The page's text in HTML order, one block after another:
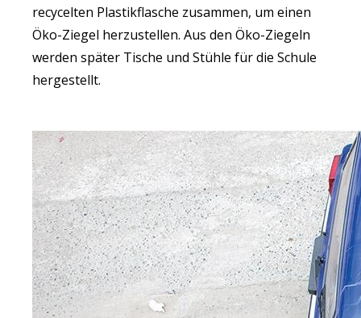
recycelten Plastikflasche zusammen, um einen
Öko-Ziegel herzustellen. Aus den Öko-Ziegeln
werden später Tische und Stühle für die Schule
hergestellt.